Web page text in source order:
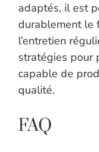
adaptés, il est
durablement le
l’entretien
stratégies pour
capable de
qualité.
FAQ